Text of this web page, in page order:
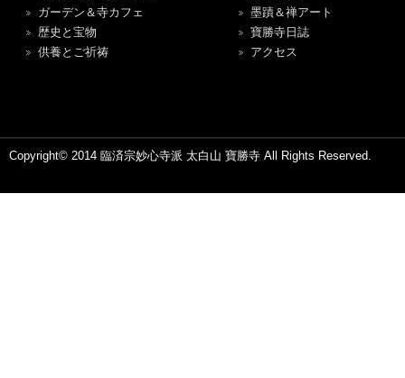
ガーデン＆寺カフェ
歴史と宝物
供養とご祈祷
墨蹟＆禅アート
寶勝寺日誌
アクセス
Copyright© 2014 臨済宗妙心寺派 太白山 寶勝寺 All Rights Reserved.